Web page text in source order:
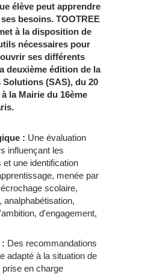
élève peut apprendre
besoins. TOOTREE
à la disposition de
nécessaires pour
ses différents
deuxième édition de la
Solutions (SAS), du 20
la Mairie du 16ème
: Une évaluation
influençant les
une identification
menée par
scolaire,
d'engagement,
: Des recommandations
adapté à la situation de
en charge